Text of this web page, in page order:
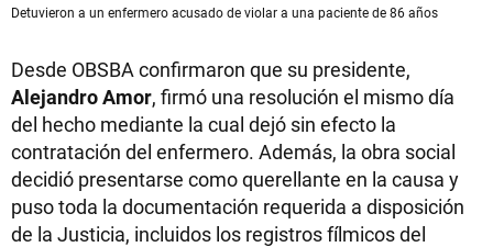
Detuvieron a un enfermero acusado de violar a una paciente de 86 años
Desde OBSBA confirmaron que su presidente,
Alejandro Amor, firmó una resolución el mismo día
del hecho mediante la cual dejó sin efecto la
contratación del enfermero. Además, la obra social
decidió presentarse como querellante en la causa y
puso toda la documentación requerida a disposición
de la Justicia, incluidos los registros fílmicos del